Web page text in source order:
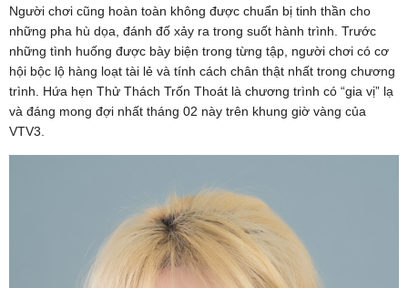
Người chơi cũng hoàn toàn không được chuẩn bị tinh thần cho
những pha hù dọa, đánh đố xảy ra trong suốt hành trình. Trước
những tình huống được bày biện trong từng tập, người chơi có cơ
hội bộc lộ hàng loạt tài lẻ và tính cách chân thật nhất trong chương
trình. Hứa hẹn Thử Thách Trốn Thoát là chương trình có “gia vị” lạ
và đáng mong đợi nhất tháng 02 này trên khung giờ vàng của
VTV3.